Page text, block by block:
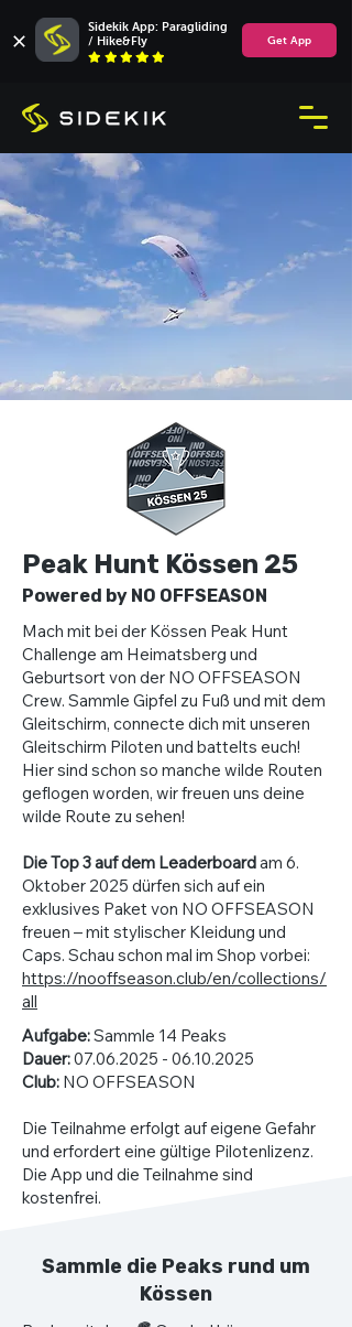
Sidekik App: Paragliding
/ Hike&Fly
Get App
Peak Hunt Kössen 25
Powered by NO OFFSEASON
Mach mit bei der Kössen Peak Hunt
Challenge am Heimatsberg und
Geburtsort von der NO OFFSEASON
Crew. Sammle Gipfel zu Fuß und mit dem
Gleitschirm, connecte dich mit unseren
Gleitschirm Piloten und battelts euch!
Hier sind schon so manche wilde Routen
geflogen worden, wir freuen uns deine
wilde Route zu sehen!
Die Top 3 auf dem Leaderboardam 6.
Oktober 2025 dürfen sich auf ein
exklusives Paket von NO OFFSEASON
freuen – mit stylischer Kleidung und
Caps. Schau schon mal im Shop vorbei:
https://nooffseason.club/en/collections/
all
Aufgabe:Sammle 14 Peaks
Dauer:07.06.2025 - 06.10.2025
Club: NO OFFSEASON
Die Teilnahme erfolgt auf eigene Gefahr
und erfordert eine gültige Pilotenlizenz.
Die App und die Teilnahme sind
kostenfrei.
Sammle die Peaks rund um
Kössen